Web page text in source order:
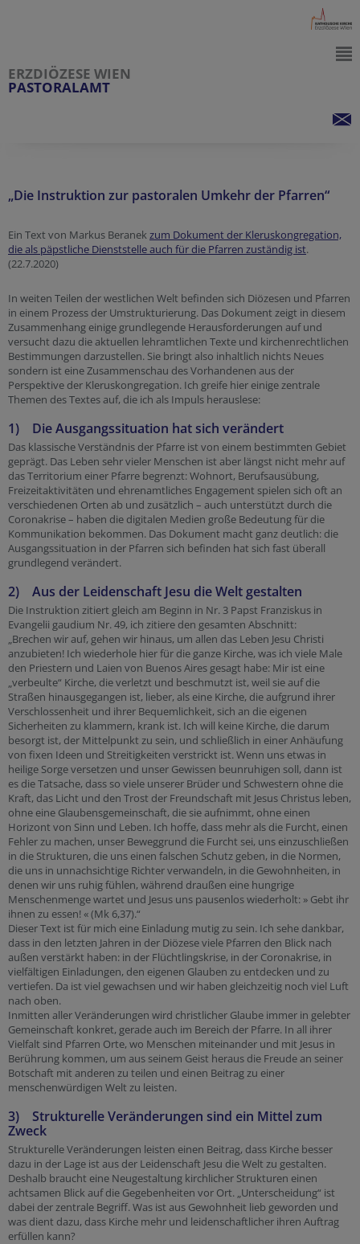
ERZDIÖZESE WIEN
PASTORALAMT
„Die Instruktion zur pastoralen Umkehr der Pfarren“
Ein Text von Markus Beranekzum Dokument der Kleruskongregation,
die als päpstliche Dienststelle auch für die Pfarren zuständig ist.
(22.7.2020)
In weiten Teilen der westlichen Welt befinden sich Diözesen und Pfarren
in einem Prozess der Umstrukturierung. Das Dokument zeigt in diesem
Zusammenhang einige grundlegende Herausforderungen auf und
versucht dazu die aktuellen lehramtlichen Texte und kirchenrechtlichen
Bestimmungen darzustellen. Sie bringt also inhaltlich nichts Neues
sondern ist eine Zusammenschau des Vorhandenen aus der
Perspektive der Kleruskongregation. Ich greife hier einige zentrale
Themen des Textes auf, die ich als Impuls herauslese:
1) Die Ausgangssituation hat sich verändert
Das klassische Verständnis der Pfarre ist von einem bestimmten Gebiet
geprägt. Das Leben sehr vieler Menschen ist aber längst nicht mehr auf
das Territorium einer Pfarre begrenzt: Wohnort, Berufsausübung,
Freizeitaktivitäten und ehrenamtliches Engagement spielen sich oft an
verschiedenen Orten ab und zusätzlich – auch unterstützt durch die
Coronakrise – haben die digitalen Medien große Bedeutung für die
Kommunikation bekommen. Das Dokument macht ganz deutlich: die
Ausgangssituation in der Pfarren sich befinden hat sich fast überall
grundlegend verändert.
2) Aus der Leidenschaft Jesu die Welt gestalten
Die Instruktion zitiert gleich am Beginn in Nr. 3 Papst Franziskus in
Evangelii gaudium Nr. 49, ich zitiere den gesamten Abschnitt:
„Brechen wir auf, gehen wir hinaus, um allen das Leben Jesu Christi
anzubieten! Ich wiederhole hier für die ganze Kirche, was ich viele Male
den Priestern und Laien von Buenos Aires gesagt habe: Mir ist eine
„verbeulte“ Kirche, die verletzt und beschmutzt ist, weil sie auf die
Straßen hinausgegangen ist, lieber, als eine Kirche, die aufgrund ihrer
Verschlossenheit und ihrer Bequemlichkeit, sich an die eigenen
Sicherheiten zu klammern, krank ist. Ich will keine Kirche, die darum
besorgt ist, der Mittelpunkt zu sein, und schließlich in einer Anhäufung
von fixen Ideen und Streitigkeiten verstrickt ist. Wenn uns etwas in
heilige Sorge versetzen und unser Gewissen beunruhigen soll, dann ist
es die Tatsache, dass so viele unserer Brüder und Schwestern ohne die
Kraft, das Licht und den Trost der Freundschaft mit Jesus Christus leben,
ohne eine Glaubensgemeinschaft, die sie aufnimmt, ohne einen
Horizont von Sinn und Leben. Ich hoffe, dass mehr als die Furcht, einen
Fehler zu machen, unser Beweggrund die Furcht sei, uns einzuschließen
in die Strukturen, die uns einen falschen Schutz geben, in die Normen,
die uns in unnachsichtige Richter verwandeln, in die Gewohnheiten, in
denen wir uns ruhig fühlen, während draußen eine hungrige
Menschenmenge wartet und Jesus uns pausenlos wiederholt: » Gebt ihr
ihnen zu essen! « (Mk 6,37).“
Dieser Text ist für mich eine Einladung mutig zu sein. Ich sehe dankbar,
dass in den letzten Jahren in der Diözese viele Pfarren den Blick nach
außen verstärkt haben: in der Flüchtlingskrise, in der Coronakrise, in
vielfältigen Einladungen, den eigenen Glauben zu entdecken und zu
vertiefen. Da ist viel gewachsen und wir haben gleichzeitig noch viel Luft
nach oben.
Inmitten aller Veränderungen wird christlicher Glaube immer in gelebter
Gemeinschaft konkret, gerade auch im Bereich der Pfarre. In all ihrer
Vielfalt sind Pfarren Orte, wo Menschen miteinander und mit Jesus in
Berührung kommen, um aus seinem Geist heraus die Freude an seiner
Botschaft mit anderen zu teilen und einen Beitrag zu einer
menschenwürdigen Welt zu leisten.
3) Strukturelle Veränderungen sind ein Mittel zum
Zweck
Strukturelle Veränderungen leisten einen Beitrag, dass Kirche besser
dazu in der Lage ist aus der Leidenschaft Jesu die Welt zu gestalten.
Deshalb braucht eine Neugestaltung kirchlicher Strukturen einen
achtsamen Blick auf die Gegebenheiten vor Ort. „Unterscheidung“ ist
dabei der zentrale Begriff. Was ist aus Gewohnheit lieb geworden und
was dient dazu, dass Kirche mehr und leidenschaftlicher ihren Auftrag
erfüllen kann?